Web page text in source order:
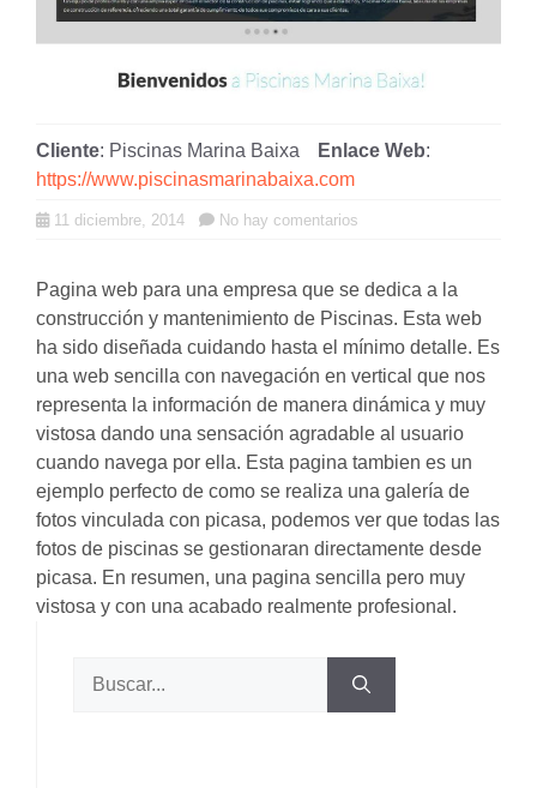
Cliente: Piscinas Marina Baixa Enlace Web:
https://www.piscinasmarinabaixa.com
11 diciembre, 2014 No hay comentarios
Pagina web para una empresa que se dedica a la
construcción y mantenimiento de Piscinas. Esta web
ha sido diseñada cuidando hasta el mínimo detalle. Es
una web sencilla con navegación en vertical que nos
representa la información de manera dinámica y muy
vistosa dando una sensación agradable al usuario
cuando navega por ella. Esta pagina tambien es un
ejemplo perfecto de como se realiza una galería de
fotos vinculada con picasa, podemos ver que todas las
fotos de piscinas se gestionaran directamente desde
picasa. En resumen, una pagina sencilla pero muy
vistosa y con una acabado realmente profesional.